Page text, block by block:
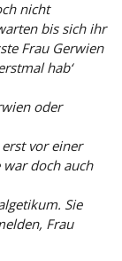
nicht
bis sich ihr
Frau Gerwien
hab‘
oder
vor einer
doch auch
Sie
Frau